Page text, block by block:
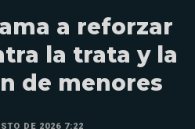
a reforzar
la trata y la
de menores
DE 2026 7:22